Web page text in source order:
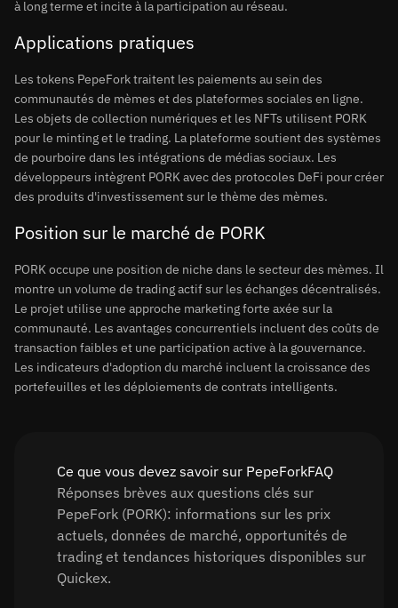
à long terme et incite à la participation au réseau.
Applications pratiques
Les tokens PepeFork traitent les paiements au sein des
communautés de mèmes et des plateformes sociales en ligne.
Les objets de collection numériques et les NFTs utilisent PORK
pour le minting et le trading. La plateforme soutient des systèmes
de pourboire dans les intégrations de médias sociaux. Les
développeurs intègrent PORK avec des protocoles DeFi pour créer
des produits d'investissement sur le thème des mèmes.
Position sur le marché de PORK
PORK occupe une position de niche dans le secteur des mèmes. Il
montre un volume de trading actif sur les échanges décentralisés.
Le projet utilise une approche marketing forte axée sur la
communauté. Les avantages concurrentiels incluent des coûts de
transaction faibles et une participation active à la gouvernance.
Les indicateurs d'adoption du marché incluent la croissance des
portefeuilles et les déploiements de contrats intelligents.
Ce que vous devez savoir sur PepeForkFAQ
Réponses brèves aux questions clés sur
PepeFork (PORK): informations sur les prix
actuels, données de marché, opportunités de
trading et tendances historiques disponibles sur
Quickex.